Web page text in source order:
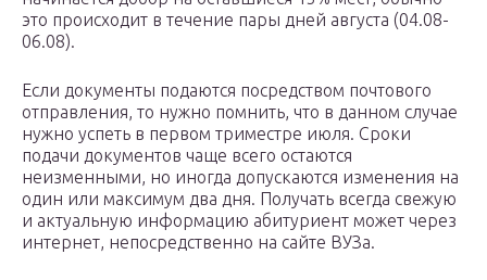
это происходит в течение пары дней августа (04.08-
06.08).
Если документы подаются посредством почтового
отправления, то нужно помнить, что в данном случае
нужно успеть в первом триместре июля. Сроки
подачи документов чаще всего остаются
неизменными, но иногда допускаются изменения на
один или максимум два дня. Получать всегда свежую
и актуальную информацию абитуриент может через
интернет, непосредственно на сайте ВУЗа.